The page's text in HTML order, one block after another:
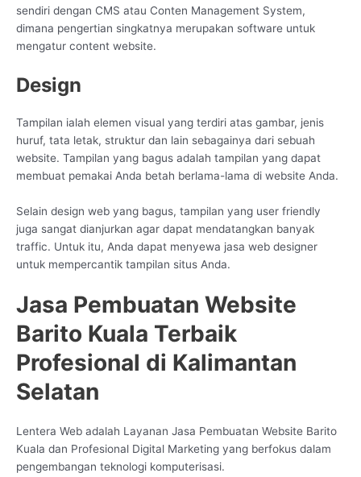
sendiri dengan CMS atau Conten Management System,
dimana pengertian singkatnya merupakan software untuk
mengatur content website.
Design
Tampilan ialah elemen visual yang terdiri atas gambar, jenis
huruf, tata letak, struktur dan lain sebagainya dari sebuah
website. Tampilan yang bagus adalah tampilan yang dapat
membuat pemakai Anda betah berlama-lama di website Anda.
Selain design web yang bagus, tampilan yang user friendly
juga sangat dianjurkan agar dapat mendatangkan banyak
traffic. Untuk itu, Anda dapat menyewa jasa web designer
untuk mempercantik tampilan situs Anda.
Jasa Pembuatan Website
Barito Kuala Terbaik
Profesional di Kalimantan
Selatan
Lentera Web adalah Layanan Jasa Pembuatan Website Barito
Kuala dan Profesional Digital Marketing yang berfokus dalam
pengembangan teknologi komputerisasi.